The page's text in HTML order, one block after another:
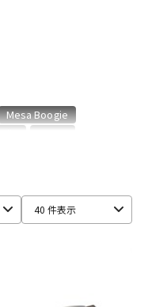
Mesa Boogie
40 件表示